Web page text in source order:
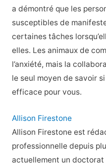
a démontré que les
susceptibles de
certaines tâches
elles. Les animaux de
l’anxiété, mais la
le seul moyen de savoir
efficace pour vous.
Allison Firestone
Allison Firestone est
professionnelle depuis
actuellement un